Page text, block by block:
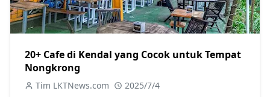
20+ Cafe di Kendal yang Cocok untuk Tempat
Nongkrong
Tim LKTNews.com 2025/7/4